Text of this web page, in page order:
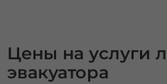
Цены на услуги
эвакуатора